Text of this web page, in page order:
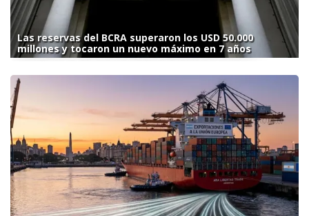
Las reservas del BCRA superaron los USD 50.000
millones y tocaron un nuevo máximo en 7 años